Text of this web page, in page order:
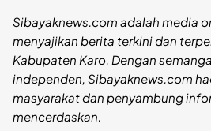
Sibayaknews.com adalah media
menyajikan berita terkini dan
Kabupaten Karo. Dengan
independen, Sibayaknews.com
masyarakat dan penyambung
mencerdaskan.